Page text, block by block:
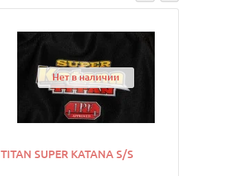
Нет в наличии
TITAN SUPER KATANA S/S